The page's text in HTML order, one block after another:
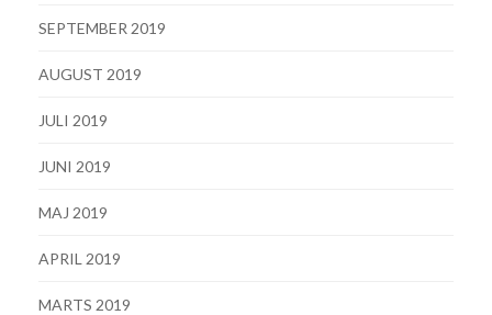
SEPTEMBER 2019
AUGUST 2019
JULI 2019
JUNI 2019
MAJ 2019
APRIL 2019
MARTS 2019